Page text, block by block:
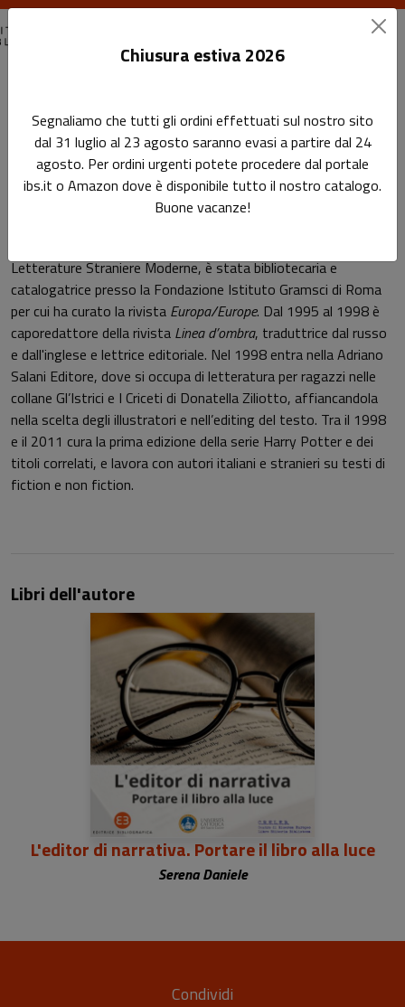
Serena Daniele
Pagina di Serena Daniele
Letterature Straniere Moderne, è stata bibliotecaria e
catalogatrice presso la Fondazione Istituto Gramsci di Roma
per cui ha curato la rivista Europa/Europe. Dal 1995 al 1998 è
caporedattore della rivista Linea d’ombra, traduttrice dal russo
e dall'inglese e lettrice editoriale. Nel 1998 entra nella Adriano
Salani Editore, dove si occupa di letteratura per ragazzi nelle
collane Gl’Istrici e I Criceti di Donatella Ziliotto, affiancandola
nella scelta degli illustratori e nell’editing del testo. Tra il 1998
e il 2011 cura la prima edizione della serie Harry Potter e dei
titoli correlati, e lavora con autori italiani e stranieri su testi di
fiction e non fiction.
Libri dell'autore
L'editor di narrativa. Portare il libro alla luce
Serena Daniele
Condividi
Chiusura estiva 2026
Segnaliamo che tutti gli ordini effettuati sul nostro sito
dal 31 luglio al 23 agosto saranno evasi a partire dal 24
agosto. Per ordini urgenti potete procedere dal portale
ibs.it o Amazon dove è disponibile tutto il nostro catalogo.
Buone vacanze!